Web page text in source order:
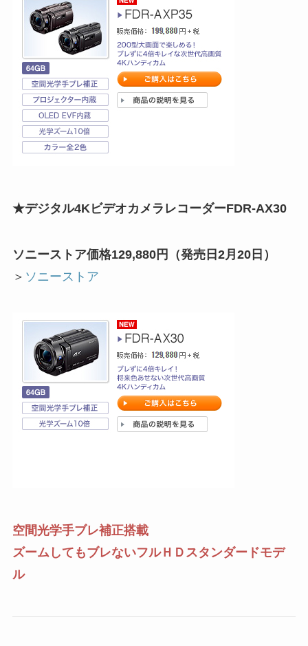
★デジタル4KビデオカメラレコーダーFDR-AX30
ソニーストア価格129,880円（発売日2月20日）
＞ ソニーストア
空間光学手ブレ補正搭載
ズームしてもブレないフルＨＤスタンダードモデ
ル